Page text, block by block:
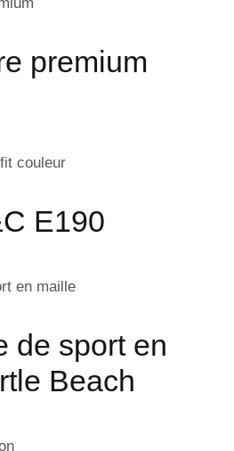
premium
E190
de sport en
Beach